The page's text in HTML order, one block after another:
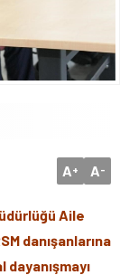
A+ A-
Aile
danışanlarına